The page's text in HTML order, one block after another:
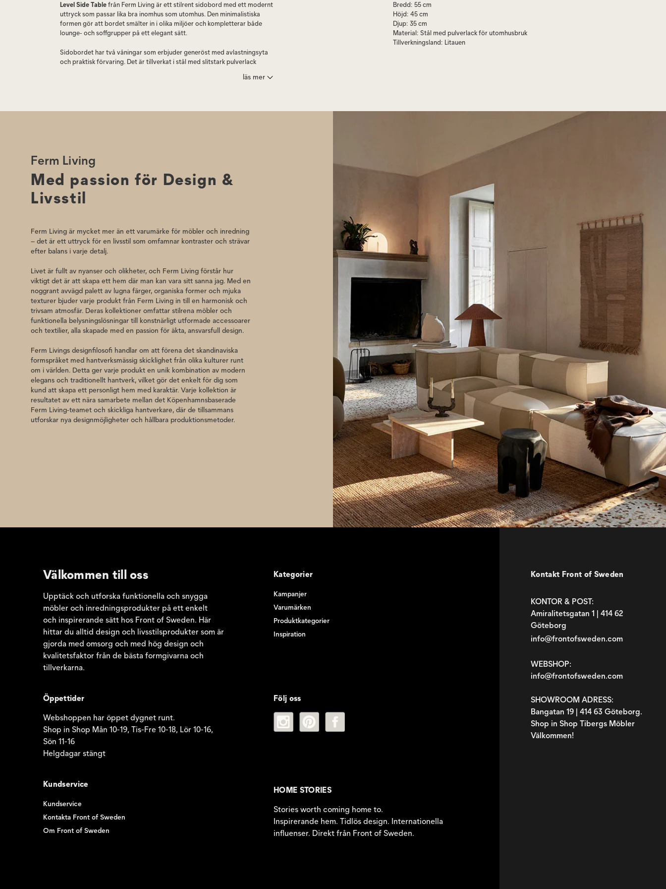
Level Side Tablefrån Ferm Living är ett stilrent sidobord med ett modernt
uttryck som passar lika bra inomhus som utomhus. Den minimalistiska
formen gör att bordet smälter in i olika miljöer och kompletterar både
lounge- och soffgrupper på ett elegant sätt.
Sidobordet har två våningar som erbjuder generöst med avlastningsyta
och praktisk förvaring. Det är tillverkat i stål med slitstark pulverlack
läs mer
Bredd: 55 cm
Höjd: 45 cm
Djup: 35 cm
Material: Stål med pulverlack för utomhusbruk
Tillverkningsland: Litauen
Ferm Living
Med passion för Design &
Livsstil
Ferm Living är mycket mer än ett varumärke för möbler och inredning
– det är ett uttryck för en livsstil som omfamnar kontraster och strävar
efter balans i varje detalj.
Livet är fullt av nyanser och olikheter, och Ferm Living förstår hur
viktigt det är att skapa ett hem där man kan vara sitt sanna jag. Med en
noggrant avvägd palett av lugna färger, organiska former och mjuka
texturer bjuder varje produkt från Ferm Living in till en harmonisk och
trivsam atmosfär. Deras kollektioner omfattar stilrena möbler och
funktionella belysningslösningar till konstnärligt utformade accessoarer
och textilier, alla skapade med en passion för äkta, ansvarsfull design.
Ferm Livings designfilosofi handlar om att förena det skandinaviska
formspråket med hantverksmässig skicklighet från olika kulturer runt
om i världen. Detta ger varje produkt en unik kombination av modern
elegans och traditionellt hantverk, vilket gör det enkelt för dig som
kund att skapa ett personligt hem med karaktär. Varje kollektion är
resultatet av ett nära samarbete mellan det Köpenhamnsbaserade
Ferm Living-teamet och skickliga hantverkare, där de tillsammans
utforskar nya designmöjligheter och hållbara produktionsmetoder.
Välkommen till oss
Upptäck och utforska funktionella och snygga
möbler och inredningsprodukter på ett enkelt
och inspirerande sätt hos Front of Sweden. Här
hittar du alltid design och livsstilsprodukter som är
gjorda med omsorg och med hög design och
kvalitetsfaktor från de bästa formgivarna och
tillverkarna.
Kategorier
Kampanjer
Varumärken
Produktkategorier
Inspiration
Öppettider
Webshoppen har öppet dygnet runt.
Shop in Shop Mån 10-19, Tis-Fre 10-18, Lör 10-16,
Sön 11-16
Helgdagar stängt
Följ oss
Kundservice
Kundservice
Kontakta Front of Sweden
Om Front of Sweden
HOME STORIES
Stories worth coming home to.
Inspirerande hem. Tidlös design. Internationella
influenser. Direkt från Front of Sweden.
Kontakt Front of Sweden
KONTOR & POST:
Amiralitetsgatan 1 | 414 62
Göteborg
info@frontofsweden.com
WEBSHOP:
info@frontofsweden.com
SHOWROOM ADRESS:
Bangatan 19 | 414 63 Göteborg.
Shop in Shop Tibergs Möbler
Välkommen!